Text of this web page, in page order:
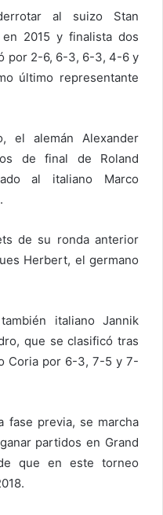
al suizo Stan
2015 y finalista dos
por 2-6, 6-3, 6-3, 4-6 y
último representante
el alemán Alexander
de final de Roland
al italiano Marco
de su ronda anterior
Herbert, el germano
italiano Jannik
que se clasificó tras
Coria por 6-3, 7-5 y 7-
fase previa, se marcha
partidos en Grand
que en este torneo